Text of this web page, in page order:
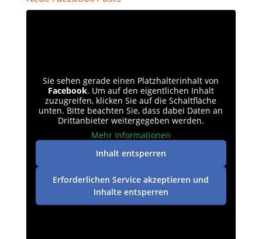
Sie sehen gerade einen Platzhalterinhalt von
Facebook. Um auf den eigentlichen Inhalt
zuzugreifen, klicken Sie auf die Schaltfläche
unten. Bitte beachten Sie, dass dabei Daten an
Drittanbieter weitergegeben werden.
Mehr Informationen
Inhalt entsperren
Erforderlichen Service akzeptieren und
Inhalte entsperren